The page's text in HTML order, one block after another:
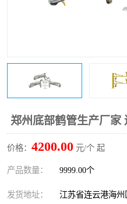
郑州底部鹤管生产厂家
价格： 4200.00 元/个 起
产品数量： 9999.00个
发货地址： 江苏省连云港海州
火车鹤管